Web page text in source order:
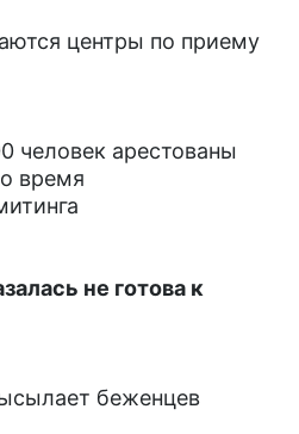
центры по приему
человек арестованы
время
не готова к
беженцев